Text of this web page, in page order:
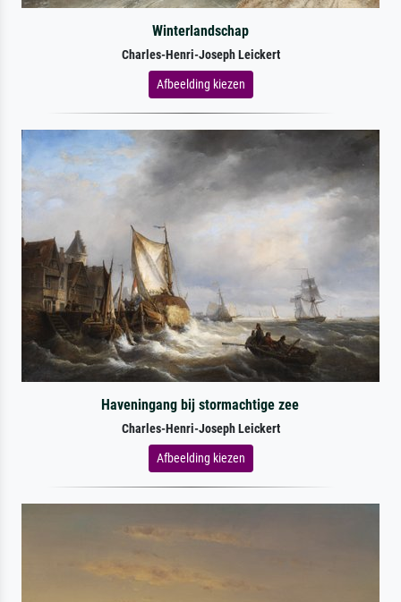
Winterlandschap
Charles-Henri-Joseph Leickert
Afbeelding kiezen
Haveningang bij stormachtige zee
Charles-Henri-Joseph Leickert
Afbeelding kiezen